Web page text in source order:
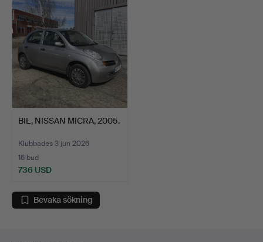
BIL, NISSAN MICRA, 2005.
Klubbades 3 jun 2026
16 bud
736 USD
Bevaka sökning